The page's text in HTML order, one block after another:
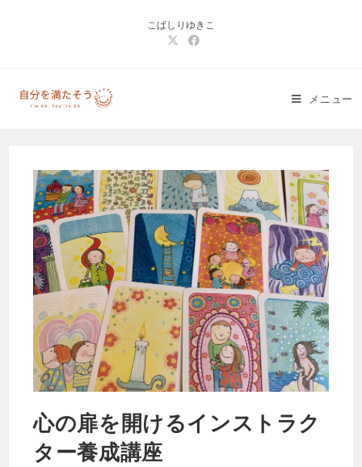
こばしりゆきこ
メニュー
心の扉を開けるインストラク
ター養成講座